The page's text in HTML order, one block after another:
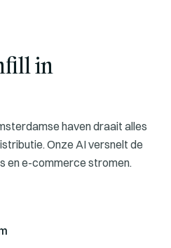
in
haven draait alles
Onze AI versnelt de
en e-commerce stromen.